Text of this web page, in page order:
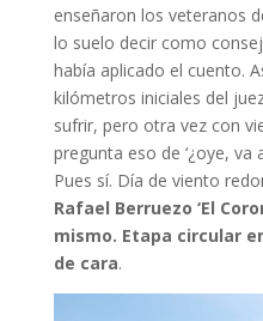
enseñaron los veteranos
lo suelo decir como
había aplicado el cuento.
kilómetros iniciales del
sufrir, pero otra vez con
pregunta eso de ‘¿oye, va
Pues sí. Día de viento
Rafael Berruezo ‘El
mismo. Etapa circular
de cara.